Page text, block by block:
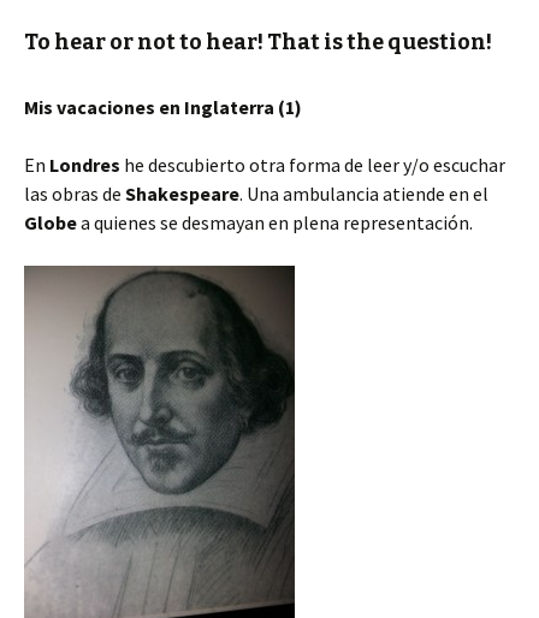
To hear or not to hear! That is the question!
Mis vacaciones en Inglaterra (1)
En Londres he descubierto otra forma de leer y/o escuchar
las obras de Shakespeare. Una ambulancia atiende en el
Globea quienes se desmayan en plena representación.